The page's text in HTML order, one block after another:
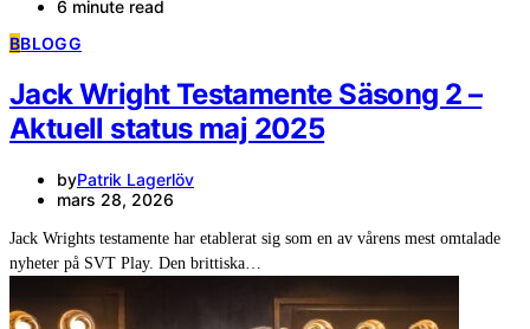
6 minute read
BBLOGG
Jack Wright Testamente Säsong 2 –
Aktuell status maj 2025
byPatrik Lagerlöv
mars 28, 2026
Jack Wrights testamente har etablerat sig som en av vårens mest omtalade
nyheter på SVT Play. Den brittiska…